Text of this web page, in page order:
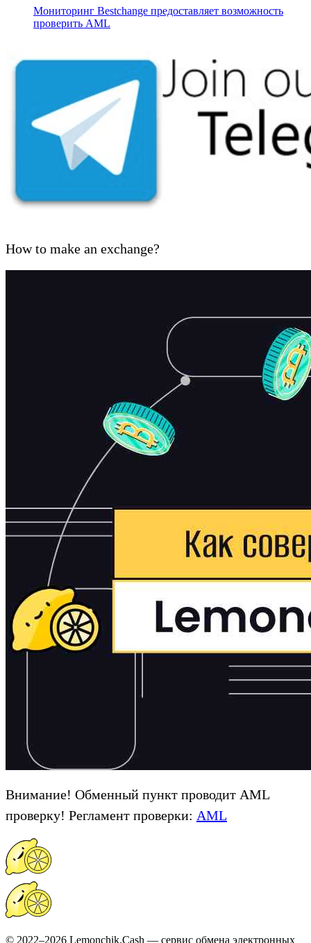
Мониторинг Bestchange предоставляет возможность
проверить AML
How to make an exchange?
Внимание! Обменный пункт проводит AML
проверку! Регламент проверки: AML
© 2022–2026 Lemonchik.Cash — сервис обмена электронных